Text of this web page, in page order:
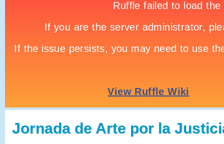
Jornada de Arte por la